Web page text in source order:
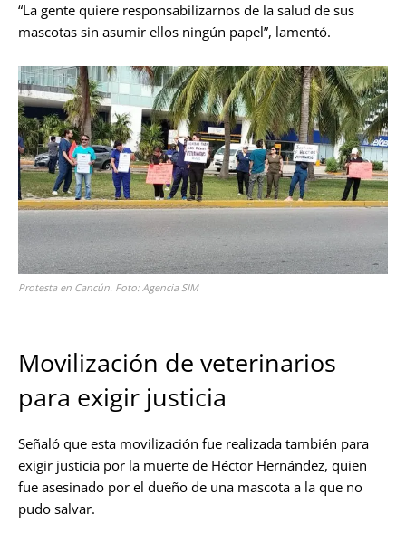
“La gente quiere responsabilizarnos de la salud de sus
mascotas sin asumir ellos ningún papel”, lamentó.
Protesta en Cancún. Foto: Agencia SIM
Movilización de veterinarios
para exigir justicia
Señaló que esta movilización fue realizada también para
exigir justicia por la muerte de Héctor Hernández, quien
fue asesinado por el dueño de una mascota a la que no
pudo salvar.